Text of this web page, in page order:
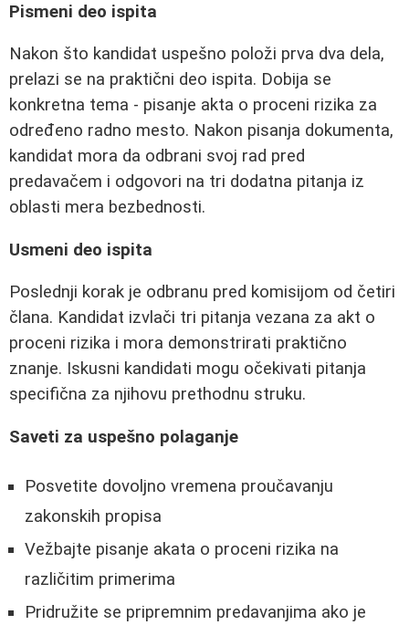
Pismeni deo ispita
Nakon što kandidat uspešno položi prva dva dela,
prelazi se na praktični deo ispita. Dobija se
konkretna tema - pisanje akta o proceni rizika za
određeno radno mesto. Nakon pisanja dokumenta,
kandidat mora da odbrani svoj rad pred
predavačem i odgovori na tri dodatna pitanja iz
oblasti mera bezbednosti.
Usmeni deo ispita
Poslednji korak je odbranu pred komisijom od četiri
člana. Kandidat izvlači tri pitanja vezana za akt o
proceni rizika i mora demonstrirati praktično
znanje. Iskusni kandidati mogu očekivati pitanja
specifična za njihovu prethodnu struku.
Saveti za uspešno polaganje
Posvetite dovoljno vremena proučavanju
zakonskih propisa
Vežbajte pisanje akata o proceni rizika na
različitim primerima
Pridružite se pripremnim predavanjima ako je